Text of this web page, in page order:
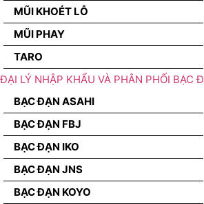
MŨI KHOÉT LỖ
MŨI PHAY
TARO
ĐẠI LÝ NHẬP KHẨU VÀ PHÂN PHỐI BẠC
BẠC ĐẠN ASAHI
BẠC ĐẠN FBJ
BẠC ĐẠN IKO
BẠC ĐẠN JNS
BẠC ĐẠN KOYO